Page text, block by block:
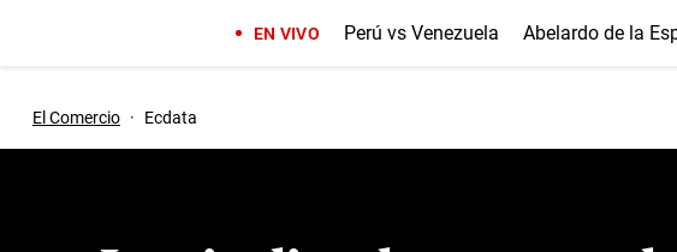
EN VIVO Perú vs Venezuela Abelardo de la
El Comercio · Ecdata